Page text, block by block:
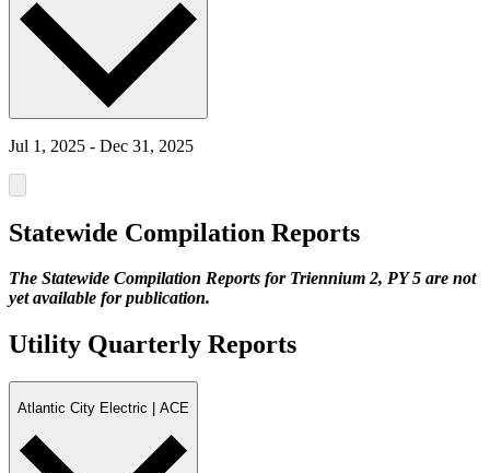
Jul 1, 2025 - Dec 31, 2025
Statewide Compilation Reports​​​​‌ ‍ ​‍​‍‌‍ ‌ ​‍‌‍‍‌‌‍‌ ‌‍‍‌‌‍ ‍​‍​‍​ ‍‍​‍​‍‌ ​ ‌‍​‌‌‍ ‍‌‍‍‌‌ ‌​‌ ‍‌​‍ ‍‌‍‍‌‌‍ ​‍​‍​‍ ​​‍​‍‌‍‍​‌ ​‍‌‍‌‌‌‍‌‍​‍​‍​ ‍‍​‍​‍‌‍‍​‌ ‌​‌ ‌​‌ ​​​ ‍‍​‍ ​‍ ‌‍ ​‌‍ ‌‍​ ‌‍​‌‌‍ ​‌‍‍​‌‍ ‌ ​ ‌ ‌​​ ‍‍​ ​ ​ ​ ​ ​ ​ ​ ​‍ ‌‍‍‌‌‍ ‍‌ ‌​‌‍‌‌‌‍ ‍‌ ‌​​‍ ‌‍‌‌‌‍‌​‌‍‍‌‌ ‌​​‍ ‌‍ ‌‌‍ ‌‍‌​‌‍‌‌​ ‌‌ ​​‌ ​‍‌‍‌‌‌ ​ ‌‍‌‌‌‍ ‍‌ ‌​‌‍​‌‌ ‌​‌‍‍‌‌‍ ‌‍ ‍​ ‍ ‌‍‍‌‌‍‌​​ ‌‌‍‌​‌‍​‌​ ​​​ ​ ‌‍​ ​ ‍​​ ‌‌‌‍​‍​‍ ‌‌‍‌‍‌‍‌​‌‍​‌​ ​‌​‍ ‌​ ‌​​ ​​‌‍‌‍​ ​‌​‍ ‌​ ‍‌​ ‍‌‌‍‌‍​ ​ ​‍ ‌​ ‌‍​ ‌‌‌‍​‍​ ‍‌‌‍‌​‌‍‌‍‌‍​‍​ ‍​​ ‍​​ ‌‍‌‍​‌​ ‌ ​ ‍ ‌ ‌​‌ ‍‌‌ ​​‌‍‌‌​ ‌‌ ​‍‌‍‌‌‌ ​​‌‍ ‌ ​‍‌ ‌​​ ‍ ‌ ​​‌‍​‌‌ ‌​‌‍‍​​ ‌‌ ‌​‌‍‍‌‌‍ ‌‌‍‌‌‌‌​​‌‍‌‌‌ ​‍‌‍‍‌‌‍ ‌‍‌​‌ ​ ​‍‌‌​ ‌‌‌​​‍‌‌ ‌‍‍ ‌‍‌‌‌ ‍‌​‍‌‌​ ​ ‌​‌​​‍‌‌​ ​ ‌​‌​​‍‌‌​ ​‍​ ​‍​ ​‍​ ‌​​ ​‌​ ‍​‌‍‌​​ ​‍​ ‍​‌‍​ ‌‍‌​​ ​‌‌‍​‌​ ‌‍​‍‌‌​ ​‍​ ​‍​‍‌‌​ ‌‌‌​‌​​‍ ‍‌ ​ ‌‍‌‌‌‍​ ‌ ‌​‌‍‍‌‌‍ ‌‍ ‍‌ ​ ​‍‌‌​ ‌‌‌​​‍‌‌ ‌‍‍ ‌‍‌‌‌ ‍‌​‍‌‌​ ​ ‌​‌​​‍‌‌​ ​ ‌​‌​​‍‌‌​ ​‍​ ​‍​ ​ ​ ‌‌​ ​‌‌‍​ ​ ‌‍​ ‍‌‌‍​ ‌‍​‍​ ​‌​ ​‍​ ‌​‌‍‌​​‍‌‌​ ​‍​ ​‍​‍‌‌​ ‌‌‌​‌​​‍ ‍‌‍‍​‌‍‌‌‌‍​‌‌‍‌​‌‍‍‌‌‍ ‍‌‍‌ ​ ‌‍​‍‌‍​‌‌ ​ ‌‍‌‌‌‌‌‌‌ ​‍‌‍ ​​ ‌‌‍‍​‌ ‌​‌ ‌​‌ ​​​‍‌‌​ ​ ‌​​‌​‍‌‌​ ​‍‌​‌‍​‍‌‌​ ​‍‌​‌‍‌‍ ​‌‍ ‌‍​ ‌‍​‌‌‍ ​‌‍‍​‌‍ ‌ ​ ‌ ‌​​‍‌‌​ ​ ‌​​‌​ ​ ​ ​ ​ ​ ​ ​ ​‍‌‍‌‍‍‌‌‍‌​​ ‌‌‍‌​‌‍​‌​ ​​​ ​ ‌‍​ ​ ‍​​ ‌‌‌‍​‍​‍ ‌‌‍‌‍‌‍‌​‌‍​‌​ ​‌​‍ ‌​ ‌​​ ​​‌‍‌‍​ ​‌​‍ ‌​ ‍‌​ ‍‌‌‍‌‍​ ​ ​‍ ‌​ ‌‍​ ‌‌‌‍​‍​ ‍‌‌‍‌​‌‍‌‍‌‍​‍​ ‍​​ ‍​​ ‌‍‌‍​‌​ ‌ ​‍‌‍‌ ‌​‌ ‍‌‌ ​​‌‍‌‌​ ‌‌ ​‍‌‍‌‌‌ ​​‌‍ ‌ ​‍‌ ‌​​‍‌‍‌ ​​‌‍​‌‌ ‌​‌‍‍​​ ‌‌ ‌​‌‍‍‌‌‍ ‌‌‍‌‌‌‌​​‌‍‌‌‌ ​‍‌‍‍‌‌‍ ‌‍‌​‌ ​ ​‍‌‌​ ‌‌‌​​‍‌‌ ‌‍‍ ‌‍‌‌‌ ‍‌​‍‌‌​ ​ ‌​‌​​‍‌‌​ ​ ‌​‌​​‍‌‌​ ​‍​ ​‍​ ​‍​ ‌​​ ​‌​ ‍​‌‍‌​​ ​‍​ ‍​‌‍​ ‌‍‌​​ ​‌‌‍​‌​ ‌‍​‍‌‌​ ​‍​ ​‍​‍‌‌​ ‌‌‌​‌​​‍ ‍‌ ​ ‌‍‌‌‌‍​ ‌ ‌​‌‍‍‌‌‍ ‌‍ ‍‌ ​ ​‍‌‌​ ‌‌‌​​‍‌‌ ‌‍‍ ‌‍‌‌‌ ‍‌​‍‌‌​ ​ ‌​‌​​‍‌‌​ ​ ‌​‌​​‍‌‌​ ​‍​ ​‍​ ​ ​ ‌‌​ ​‌‌‍​ ​ ‌‍​ ‍‌‌‍​ ‌‍​‍​ ​‌​ ​‍​ ‌​‌‍‌​​‍‌‌​ ​‍​ ​‍​‍‌‌​ ‌‌‌​‌​​‍ ‍‌‍‍​‌‍‌‌‌‍​‌‌‍‌​‌‍‍‌‌‍ ‍‌‍‌ ​‍‌‍‌ ​​‌‍‌‌‌ ​‍‌ ​ ‌ ​​‌‍‌‌‌‍​ ‌ ‌​‌‍‍‌‌ ‌‍‌‍‌‌​ ‌‌ ​​‌ ‌‌‌‍​‍‌‍ ​‌‍‍‌‌ ​ ‌‍‍​‌‍‌‌‌‍‌​​‍​‍‌ ‌
The Statewide Compilation Reports for Triennium 2, PY 5 are not
yet available for publication.​​​​‌ ‍ ​‍​‍‌‍ ‌ ​‍‌‍‍‌‌‍‌ ‌‍‍‌‌‍ ‍​‍​‍​ ‍‍​‍​‍‌ ​ ‌‍​‌‌‍ ‍‌‍‍‌‌ ‌​‌ ‍‌​‍ ‍‌‍‍‌‌‍ ​‍​‍​‍ ​​‍​‍‌‍‍​‌ ​‍‌‍‌‌‌‍‌‍​‍​‍​ ‍‍​‍​‍‌‍‍​‌ ‌​‌ ‌​‌ ​​​ ‍‍​‍ ​‍ ‌‍ ​‌‍ ‌‍​ ‌‍​‌‌‍ ​‌‍‍​‌‍ ‌ ​ ‌ ‌​​ ‍‍​ ​ ​ ​ ​ ​ ​ ​ ​‍ ‌‍‍‌‌‍ ‍‌ ‌​‌‍‌‌‌‍ ‍‌ ‌​​‍ ‌‍‌‌‌‍‌​‌‍‍‌‌ ‌​​‍ ‌‍ ‌‌‍ ‌‍‌​‌‍‌‌​ ‌‌ ​​‌ ​‍‌‍‌‌‌ ​ ‌‍‌‌‌‍ ‍‌ ‌​‌‍​‌‌ ‌​‌‍‍‌‌‍ ‌‍ ‍​ ‍ ‌‍‍‌‌‍‌​​ ‌‌‍‌​‌‍​‌​ ​​​ ​ ‌‍​ ​ ‍​​ ‌‌‌‍​‍​‍ ‌‌‍‌‍‌‍‌​‌‍​‌​ ​‌​‍ ‌​ ‌​​ ​​‌‍‌‍​ ​‌​‍ ‌​ ‍‌​ ‍‌‌‍‌‍​ ​ ​‍ ‌​ ‌‍​ ‌‌‌‍​‍​ ‍‌‌‍‌​‌‍‌‍‌‍​‍​ ‍​​ ‍​​ ‌‍‌‍​‌​ ‌ ​ ‍ ‌ ‌​‌ ‍‌‌ ​​‌‍‌‌​ ‌‌ ​‍‌‍‌‌‌ ​​‌‍ ‌ ​‍‌ ‌​​ ‍ ‌ ​​‌‍​‌‌ ‌​‌‍‍​​ ‌‌ ‌​‌‍‍‌‌‍ ‌‌‍‌‌‌‌​​‌‍‌‌‌ ​‍‌‍‍‌‌‍ ‌‍‌​‌ ​ ​‍‌‌​ ‌‌‌​​‍‌‌ ‌‍‍ ‌‍‌‌‌ ‍‌​‍‌‌​ ​ ‌​‌​​‍‌‌​ ​ ‌​‌​​‍‌‌​ ​‍​ ​‍​ ​‍​ ‌​​ ​‌​ ‍​‌‍‌​​ ​‍​ ‍​‌‍​ ‌‍‌​​ ​‌‌‍​‌​ ‌‍​‍‌‌​ ​‍​ ​‍​‍‌‌​ ‌‌‌​‌​​‍ ‍‌ ​ ‌‍‌‌‌‍​ ‌ ‌​‌‍‍‌‌‍ ‌‍ ‍‌ ​ ​‍‌‌​ ‌‌‌​​‍‌‌ ‌‍‍ ‌‍‌‌‌ ‍‌​‍‌‌​ ​ ‌​‌​​‍‌‌​ ​ ‌​‌​​‍‌‌​ ​‍​ ​‍​ ​ ​ ‌‌​ ​‌‌‍​ ​ ‌‍​ ‍‌‌‍​ ‌‍​‍​ ​‌​ ​‍​ ‌​‌‍‌​​‍‌‌​ ​‍​ ​‍​‍‌‌​ ‌‌‌​‌​​‍ ‍‌‍​ ‌‍ ‌‍ ‍‌ ‌​‌‍‌‌‌‍ ‍‌ ‌​​‍‌‌​ ‌‌‌​​‍‌‌ ‌‍‍ ‌‍‌‌‌ ‍‌​‍‌‌​ ​ ‌​‌​​‍‌‌​ ​ ‌​‌​​‍‌‌​ ​‍​ ​‍‌‍‌‌​ ​ ​ ‍‌‌‍​‌‌‍​‍​ ‌‌​ ​ ​ ‌‍‌‍‌‌‌‍​‍​ ​‌‌‍‌‍​‍‌‌​ ​‍​ ​‍​‍‌‌​ ‌‌‌​‌​​‍ ‍‌‍​ ‌‍‍​‌‍‍‌‌‍ ​‌‍‌​‌ ​‍‌‍‌‌‌‍ ‍​‍‌‌​ ‌‌‌​​‍‌‌ ‌‍‍ ‌‍‌‌‌ ‍‌​‍‌‌​ ​ ‌​‌​​‍‌‌​ ​ ‌​‌​​‍‌‌​ ​‍​ ​‍​ ‍‌‌‍​ ​ ‌​​ ‌‍‌‍‌‍​ ‌‍‌‍‌‌​ ‍​‌‍​‍‌‍​ ‌‍‌​​ ‌​​‍‌‌​ ​‍​ ​‍​‍‌‌​ ‌‌‌​‌​​‍ ‍‌ ‌​‌‍‌‌‌ ‍​‌ ‌​​ ‌‍​‍‌‍​‌‌ ​ ‌‍‌‌‌‌‌‌‌ ​‍‌‍ ​​ ‌‌‍‍​‌ ‌​‌ ‌​‌ ​​​‍‌‌​ ​ ‌​​‌​‍‌‌​ ​‍‌​‌‍​‍‌‌​ ​‍‌​‌‍‌‍ ​‌‍ ‌‍​ ‌‍​‌‌‍ ​‌‍‍​‌‍ ‌ ​ ‌ ‌​​‍‌‌​ ​ ‌​​‌​ ​ ​ ​ ​ ​ ​ ​ ​‍‌‍‌‍‍‌‌‍‌​​ ‌‌‍‌​‌‍​‌​ ​​​ ​ ‌‍​ ​ ‍​​ ‌‌‌‍​‍​‍ ‌‌‍‌‍‌‍‌​‌‍​‌​ ​‌​‍ ‌​ ‌​​ ​​‌‍‌‍​ ​‌​‍ ‌​ ‍‌​ ‍‌‌‍‌‍​ ​ ​‍ ‌​ ‌‍​ ‌‌‌‍​‍​ ‍‌‌‍‌​‌‍‌‍‌‍​‍​ ‍​​ ‍​​ ‌‍‌‍​‌​ ‌ ​‍‌‍‌ ‌​‌ ‍‌‌ ​​‌‍‌‌​ ‌‌ ​‍‌‍‌‌‌ ​​‌‍ ‌ ​‍‌ ‌​​‍‌‍‌ ​​‌‍​‌‌ ‌​‌‍‍​​ ‌‌ ‌​‌‍‍‌‌‍ ‌‌‍‌‌‌‌​​‌‍‌‌‌ ​‍‌‍‍‌‌‍ ‌‍‌​‌ ​ ​‍‌‌​ ‌‌‌​​‍‌‌ ‌‍‍ ‌‍‌‌‌ ‍‌​‍‌‌​ ​ ‌​‌​​‍‌‌​ ​ ‌​‌​​‍‌‌​ ​‍​ ​‍​ ​‍​ ‌​​ ​‌​ ‍​‌‍‌​​ ​‍​ ‍​‌‍​ ‌‍‌​​ ​‌‌‍​‌​ ‌‍​‍‌‌​ ​‍​ ​‍​‍‌‌​ ‌‌‌​‌​​‍ ‍‌ ​ ‌‍‌‌‌‍​ ‌ ‌​‌‍‍‌‌‍ ‌‍ ‍‌ ​ ​‍‌‌​ ‌‌‌​​‍‌‌ ‌‍‍ ‌‍‌‌‌ ‍‌​‍‌‌​ ​ ‌​‌​​‍‌‌​ ​ ‌​‌​​‍‌‌​ ​‍​ ​‍​ ​ ​ ‌‌​ ​‌‌‍​ ​ ‌‍​ ‍‌‌‍​ ‌‍​‍​ ​‌​ ​‍​ ‌​‌‍‌​​‍‌‌​ ​‍​ ​‍​‍‌‌​ ‌‌‌​‌​​‍ ‍‌‍​ ‌‍ ‌‍ ‍‌ ‌​‌‍‌‌‌‍ ‍‌ ‌​​‍‌‌​ ‌‌‌​​‍‌‌ ‌‍‍ ‌‍‌‌‌ ‍‌​‍‌‌​ ​ ‌​‌​​‍‌‌​ ​ ‌​‌​​‍‌‌​ ​‍​ ​‍‌‍‌‌​ ​ ​ ‍‌‌‍​‌‌‍​‍​ ‌‌​ ​ ​ ‌‍‌‍‌‌‌‍​‍​ ​‌‌‍‌‍​‍‌‌​ ​‍​ ​‍​‍‌‌​ ‌‌‌​‌​​‍ ‍‌‍​ ‌‍‍​‌‍‍‌‌‍ ​‌‍‌​‌ ​‍‌‍‌‌‌‍ ‍​‍‌‌​ ‌‌‌​​‍‌‌ ‌‍‍ ‌‍‌‌‌ ‍‌​‍‌‌​ ​ ‌​‌​​‍‌‌​ ​ ‌​‌​​‍‌‌​ ​‍​ ​‍​ ‍‌‌‍​ ​ ‌​​ ‌‍‌‍‌‍​ ‌‍‌‍‌‌​ ‍​‌‍​‍‌‍​ ‌‍‌​​ ‌​​‍‌‌​ ​‍​ ​‍​‍‌‌​ ‌‌‌​‌​​‍ ‍‌ ‌​‌‍‌‌‌ ‍​‌ ‌​​‍‌‍‌ ​​‌‍‌‌‌ ​‍‌ ​ ‌ ​​‌‍‌‌‌‍​ ‌ ‌​‌‍‍‌‌ ‌‍‌‍‌‌​ ‌‌ ​​‌ ‌‌‌‍​‍‌‍ ​‌‍‍‌‌ ​ ‌‍‍​‌‍‌‌‌‍‌​​‍​‍‌ ‌
Utility Quarterly Reports​​​​‌ ‍ ​‍​‍‌‍ ‌ ​‍‌‍‍‌‌‍‌ ‌‍‍‌‌‍ ‍​‍​‍​ ‍‍​‍​‍‌ ​ ‌‍​‌‌‍ ‍‌‍‍‌‌ ‌​‌ ‍‌​‍ ‍‌‍‍‌‌‍ ​‍​‍​‍ ​​‍​‍‌‍‍​‌ ​‍‌‍‌‌‌‍‌‍​‍​‍​ ‍‍​‍​‍‌‍‍​‌ ‌​‌ ‌​‌ ​​​ ‍‍​‍ ​‍ ‌‍ ​‌‍ ‌‍​ ‌‍​‌‌‍ ​‌‍‍​‌‍ ‌ ​ ‌ ‌​​ ‍‍​ ​ ​ ​ ​ ​ ​ ​ ​‍ ‌‍‍‌‌‍ ‍‌ ‌​‌‍‌‌‌‍ ‍‌ ‌​​‍ ‌‍‌‌‌‍‌​‌‍‍‌‌ ‌​​‍ ‌‍ ‌‌‍ ‌‍‌​‌‍‌‌​ ‌‌ ​​‌ ​‍‌‍‌‌‌ ​ ‌‍‌‌‌‍ ‍‌ ‌​‌‍​‌‌ ‌​‌‍‍‌‌‍ ‌‍ ‍​ ‍ ‌‍‍‌‌‍‌​​ ‌‌‍‌​‌‍​‌​ ​​​ ​ ‌‍​ ​ ‍​​ ‌‌‌‍​‍​‍ ‌‌‍‌‍‌‍‌​‌‍​‌​ ​‌​‍ ‌​ ‌​​ ​​‌‍‌‍​ ​‌​‍ ‌​ ‍‌​ ‍‌‌‍‌‍​ ​ ​‍ ‌​ ‌‍​ ‌‌‌‍​‍​ ‍‌‌‍‌​‌‍‌‍‌‍​‍​ ‍​​ ‍​​ ‌‍‌‍​‌​ ‌ ​ ‍ ‌ ‌​‌ ‍‌‌ ​​‌‍‌‌​ ‌‌ ​‍‌‍‌‌‌ ​​‌‍ ‌ ​‍‌ ‌​​ ‍ ‌ ​​‌‍​‌‌ ‌​‌‍‍​​ ‌‌ ‌​‌‍‍‌‌‍ ‌‌‍‌‌‌‌​​‌‍‌‌‌ ​‍‌‍‍‌‌‍ ‌‍‌​‌ ​ ​‍‌‌​ ‌‌‌​​‍‌‌ ‌‍‍ ‌‍‌‌‌ ‍‌​‍‌‌​ ​ ‌​‌​​‍‌‌​ ​ ‌​‌​​‍‌‌​ ​‍​ ​‍​ ​‍​ ‌​​ ​‌​ ‍​‌‍‌​​ ​‍​ ‍​‌‍​ ‌‍‌​​ ​‌‌‍​‌​ ‌‍​‍‌‌​ ​‍​ ​‍​‍‌‌​ ‌‌‌​‌​​‍ ‍‌ ​ ‌‍‌‌‌‍​ ‌ ‌​‌‍‍‌‌‍ ‌‍ ‍‌ ​ ​‍‌‌​ ‌‌‌​​‍‌‌ ‌‍‍ ‌‍‌‌‌ ‍‌​‍‌‌​ ​ ‌​‌​​‍‌‌​ ​ ‌​‌​​‍‌‌​ ​‍​ ​‍‌‍‌‌​ ​‍‌‍‌​‌‍​‌‌‍‌‌​ ​ ​ ‍‌‌‍‌​‌‍​‌​ ​​​ ​‌​ ​‍​‍‌‌​ ​‍​ ​‍​‍‌‌​ ‌‌‌​‌​​‍ ‍‌‍‍​‌‍‌‌‌‍​‌‌‍‌​‌‍‍‌‌‍ ‍‌‍‌ ​ ‌‍​‍‌‍​‌‌ ​ ‌‍‌‌‌‌‌‌‌ ​‍‌‍ ​​ ‌‌‍‍​‌ ‌​‌ ‌​‌ ​​​‍‌‌​ ​ ‌​​‌​‍‌‌​ ​‍‌​‌‍​‍‌‌​ ​‍‌​‌‍‌‍ ​‌‍ ‌‍​ ‌‍​‌‌‍ ​‌‍‍​‌‍ ‌ ​ ‌ ‌​​‍‌‌​ ​ ‌​​‌​ ​ ​ ​ ​ ​ ​ ​ ​‍‌‍‌‍‍‌‌‍‌​​ ‌‌‍‌​‌‍​‌​ ​​​ ​ ‌‍​ ​ ‍​​ ‌‌‌‍​‍​‍ ‌‌‍‌‍‌‍‌​‌‍​‌​ ​‌​‍ ‌​ ‌​​ ​​‌‍‌‍​ ​‌​‍ ‌​ ‍‌​ ‍‌‌‍‌‍​ ​ ​‍ ‌​ ‌‍​ ‌‌‌‍​‍​ ‍‌‌‍‌​‌‍‌‍‌‍​‍​ ‍​​ ‍​​ ‌‍‌‍​‌​ ‌ ​‍‌‍‌ ‌​‌ ‍‌‌ ​​‌‍‌‌​ ‌‌ ​‍‌‍‌‌‌ ​​‌‍ ‌ ​‍‌ ‌​​‍‌‍‌ ​​‌‍​‌‌ ‌​‌‍‍​​ ‌‌ ‌​‌‍‍‌‌‍ ‌‌‍‌‌‌‌​​‌‍‌‌‌ ​‍‌‍‍‌‌‍ ‌‍‌​‌ ​ ​‍‌‌​ ‌‌‌​​‍‌‌ ‌‍‍ ‌‍‌‌‌ ‍‌​‍‌‌​ ​ ‌​‌​​‍‌‌​ ​ ‌​‌​​‍‌‌​ ​‍​ ​‍​ ​‍​ ‌​​ ​‌​ ‍​‌‍‌​​ ​‍​ ‍​‌‍​ ‌‍‌​​ ​‌‌‍​‌​ ‌‍​‍‌‌​ ​‍​ ​‍​‍‌‌​ ‌‌‌​‌​​‍ ‍‌ ​ ‌‍‌‌‌‍​ ‌ ‌​‌‍‍‌‌‍ ‌‍ ‍‌ ​ ​‍‌‌​ ‌‌‌​​‍‌‌ ‌‍‍ ‌‍‌‌‌ ‍‌​‍‌‌​ ​ ‌​‌​​‍‌‌​ ​ ‌​‌​​‍‌‌​ ​‍​ ​‍‌‍‌‌​ ​‍‌‍‌​‌‍​‌‌‍‌‌​ ​ ​ ‍‌‌‍‌​‌‍​‌​ ​​​ ​‌​ ​‍​‍‌‌​ ​‍​ ​‍​‍‌‌​ ‌‌‌​‌​​‍ ‍‌‍‍​‌‍‌‌‌‍​‌‌‍‌​‌‍‍‌‌‍ ‍‌‍‌ ​‍‌‍‌ ​​‌‍‌‌‌ ​‍‌ ​ ‌ ​​‌‍‌‌‌‍​ ‌ ‌​‌‍‍‌‌ ‌‍‌‍‌‌​ ‌‌ ​​‌ ‌‌‌‍​‍‌‍ ​‌‍‍‌‌ ​ ‌‍‍​‌‍‌‌‌‍‌​​‍​‍‌ ‌
Atlantic City Electric | ACE​​​​‌ ‍ ​‍​‍‌‍ ‌ ​‍‌‍‍‌‌‍‌ ‌‍‍‌‌‍ ‍​‍​‍​ ‍‍​‍​‍‌ ​ ‌‍​‌‌‍ ‍‌‍‍‌‌ ‌​‌ ‍‌​‍ ‍‌‍‍‌‌‍ ​‍​‍​‍ ​​‍​‍‌‍‍​‌ ​‍‌‍‌‌‌‍‌‍​‍​‍​ ‍‍​‍​‍‌‍‍​‌ ‌​‌ ‌​‌ ​​​ ‍‍​‍ ​‍ ‌‍ ​‌‍ ‌‍​ ‌‍​‌‌‍ ​‌‍‍​‌‍ ‌ ​ ‌ ‌​​ ‍‍​ ​ ​ ​ ​ ​ ​ ​ ​‍ ‌‍‍‌‌‍ ‍‌ ‌​‌‍‌‌‌‍ ‍‌ ‌​​‍ ‌‍‌‌‌‍‌​‌‍‍‌‌ ‌​​‍ ‌‍ ‌‌‍ ‌‍‌​‌‍‌‌​ ‌‌ ​​‌ ​‍‌‍‌‌‌ ​ ‌‍‌‌‌‍ ‍‌ ‌​‌‍​‌‌ ‌​‌‍‍‌‌‍ ‌‍ ‍​ ‍ ‌‍‍‌‌‍‌​​ ‌‌‍‌​‌‍​‌​ ​​​ ​ ‌‍​ ​ ‍​​ ‌‌‌‍​‍​‍ ‌‌‍‌‍‌‍‌​‌‍​‌​ ​‌​‍ ‌​ ‌​​ ​​‌‍‌‍​ ​‌​‍ ‌​ ‍‌​ ‍‌‌‍‌‍​ ​ ​‍ ‌​ ‌‍​ ‌‌‌‍​‍​ ‍‌‌‍‌​‌‍‌‍‌‍​‍​ ‍​​ ‍​​ ‌‍‌‍​‌​ ‌ ​ ‍ ‌ ‌​‌ ‍‌‌ ​​‌‍‌‌​ ‌‌ ​‍‌‍‌‌‌ ​​‌‍ ‌ ​‍‌ ‌​​ ‍ ‌ ​​‌‍​‌‌ ‌​‌‍‍​​ ‌‌ ‌​‌‍‍‌‌‍ ‌‌‍‌‌‌‌​​‌‍‌‌‌ ​‍‌‍‍‌‌‍ ‌‍‌​‌ ​ ​‍‌‌​ ‌‌‌​​‍‌‌ ‌‍‍ ‌‍‌‌‌ ‍‌​‍‌‌​ ​ ‌​‌​​‍‌‌​ ​ ‌​‌​​‍‌‌​ ​‍​ ​‍​ ​‍​ ‌​​ ​‌​ ‍​‌‍‌​​ ​‍​ ‍​‌‍​ ‌‍‌​​ ​‌‌‍​‌​ ‌‍​‍‌‌​ ​‍​ ​‍​‍‌‌​ ‌‌‌​‌​​‍ ‍‌ ​ ‌‍‌‌‌‍​ ‌ ‌​‌‍‍‌‌‍ ‌‍ ‍‌ ​ ​‍‌‌​ ‌‌‌​​‍‌‌ ‌‍‍ ‌‍‌‌‌ ‍‌​‍‌‌​ ​ ‌​‌​​‍‌‌​ ​ ‌​‌​​‍‌‌​ ​‍​ ​‍‌‍‌‌​ ​‍‌‍‌​‌‍​‌‌‍‌‌​ ​ ​ ‍‌‌‍‌​‌‍​‌​ ​​​ ​‌​ ​‍​‍‌‌​ ​‍​ ​‍​‍‌‌​ ‌‌‌​‌​​‍ ‍‌‍​ ‌‍ ‌‍ ‍‌ ‌​‌‍‌‌‌‍ ‍‌ ‌​​‍‌‌​ ‌‌‌​​‍‌‌ ‌‍‍ ‌‍‌‌‌ ‍‌​‍‌‌​ ​ ‌​‌​​‍‌‌​ ​ ‌​‌​​‍‌‌​ ​‍​ ​‍​ ‍​​ ​‌​ ​ ​ ​‍​ ​ ‌‍‌​​ ‍‌​ ​​​ ‍​​ ​ ​ ​​‌‍​‍​‍‌‌​ ​‍​ ​‍​‍‌‌​ ‌‌‌​‌​​‍ ‍‌‍‍‌‌ ‌​‌‍‌‌‌‍ ‌‌ ​ ​‍‌‌​ ‌‌‌​​‍‌‌ ‌‍‍ ‌‍‌‌‌ ‍‌​‍‌‌​ ​ ‌​‌​​‍‌‌​ ​ ‌​‌​​‍‌‌​ ​‍​ ​‍‌‍‌‍​ ​‍​ ​​​ ​​​ ​‍​ ‍‌​ ‌‍​ ‌‍​ ‍​‌‍​‌‌‍​ ​ ‍​​‍‌‌​ ​‍​ ​‍​‍‌‌​ ‌‌‌​‌​​‍ ‍‌‍‍​‌‍‌‌‌‍​‌‌‍‌​‌‍‍‌‌‍ ‍‌‍‌ ​ ‌‍​‍‌‍​‌‌ ​ ‌‍‌‌‌‌‌‌‌ ​‍‌‍ ​​ ‌‌‍‍​‌ ‌​‌ ‌​‌ ​​​‍‌‌​ ​ ‌​​‌​‍‌‌​ ​‍‌​‌‍​‍‌‌​ ​‍‌​‌‍‌‍ ​‌‍ ‌‍​ ‌‍​‌‌‍ ​‌‍‍​‌‍ ‌ ​ ‌ ‌​​‍‌‌​ ​ ‌​​‌​ ​ ​ ​ ​ ​ ​ ​ ​‍‌‍‌‍‍‌‌‍‌​​ ‌‌‍‌​‌‍​‌​ ​​​ ​ ‌‍​ ​ ‍​​ ‌‌‌‍​‍​‍ ‌‌‍‌‍‌‍‌​‌‍​‌​ ​‌​‍ ‌​ ‌​​ ​​‌‍‌‍​ ​‌​‍ ‌​ ‍‌​ ‍‌‌‍‌‍​ ​ ​‍ ‌​ ‌‍​ ‌‌‌‍​‍​ ‍‌‌‍‌​‌‍‌‍‌‍​‍​ ‍​​ ‍​​ ‌‍‌‍​‌​ ‌ ​‍‌‍‌ ‌​‌ ‍‌‌ ​​‌‍‌‌​ ‌‌ ​‍‌‍‌‌‌ ​​‌‍ ‌ ​‍‌ ‌​​‍‌‍‌ ​​‌‍​‌‌ ‌​‌‍‍​​ ‌‌ ‌​‌‍‍‌‌‍ ‌‌‍‌‌‌‌​​‌‍‌‌‌ ​‍‌‍‍‌‌‍ ‌‍‌​‌ ​ ​‍‌‌​ ‌‌‌​​‍‌‌ ‌‍‍ ‌‍‌‌‌ ‍‌​‍‌‌​ ​ ‌​‌​​‍‌‌​ ​ ‌​‌​​‍‌‌​ ​‍​ ​‍​ ​‍​ ‌​​ ​‌​ ‍​‌‍‌​​ ​‍​ ‍​‌‍​ ‌‍‌​​ ​‌‌‍​‌​ ‌‍​‍‌‌​ ​‍​ ​‍​‍‌‌​ ‌‌‌​‌​​‍ ‍‌ ​ ‌‍‌‌‌‍​ ‌ ‌​‌‍‍‌‌‍ ‌‍ ‍‌ ​ ​‍‌‌​ ‌‌‌​​‍‌‌ ‌‍‍ ‌‍‌‌‌ ‍‌​‍‌‌​ ​ ‌​‌​​‍‌‌​ ​ ‌​‌​​‍‌‌​ ​‍​ ​‍‌‍‌‌​ ​‍‌‍‌​‌‍​‌‌‍‌‌​ ​ ​ ‍‌‌‍‌​‌‍​‌​ ​​​ ​‌​ ​‍​‍‌‌​ ​‍​ ​‍​‍‌‌​ ‌‌‌​‌​​‍ ‍‌‍​ ‌‍ ‌‍ ‍‌ ‌​‌‍‌‌‌‍ ‍‌ ‌​​‍‌‌​ ‌‌‌​​‍‌‌ ‌‍‍ ‌‍‌‌‌ ‍‌​‍‌‌​ ​ ‌​‌​​‍‌‌​ ​ ‌​‌​​‍‌‌​ ​‍​ ​‍​ ‍​​ ​‌​ ​ ​ ​‍​ ​ ‌‍‌​​ ‍‌​ ​​​ ‍​​ ​ ​ ​​‌‍​‍​‍‌‌​ ​‍​ ​‍​‍‌‌​ ‌‌‌​‌​​‍ ‍‌‍‍‌‌ ‌​‌‍‌‌‌‍ ‌‌ ​ ​‍‌‌​ ‌‌‌​​‍‌‌ ‌‍‍ ‌‍‌‌‌ ‍‌​‍‌‌​ ​ ‌​‌​​‍‌‌​ ​ ‌​‌​​‍‌‌​ ​‍​ ​‍‌‍‌‍​ ​‍​ ​​​ ​​​ ​‍​ ‍‌​ ‌‍​ ‌‍​ ‍​‌‍​‌‌‍​ ​ ‍​​‍‌‌​ ​‍​ ​‍​‍‌‌​ ‌‌‌​‌​​‍ ‍‌‍‍​‌‍‌‌‌‍​‌‌‍‌​‌‍‍‌‌‍ ‍‌‍‌ ​‍‌‍‌ ​​‌‍‌‌‌ ​‍‌ ​ ‌ ​​‌‍‌‌‌‍​ ‌ ‌​‌‍‍‌‌ ‌‍‌‍‌‌​ ‌‌ ​​‌ ‌‌‌‍​‍‌‍ ​‌‍‍‌‌ ​ ‌‍‍​‌‍‌‌‌‍‌​​‍​‍‌ ‌